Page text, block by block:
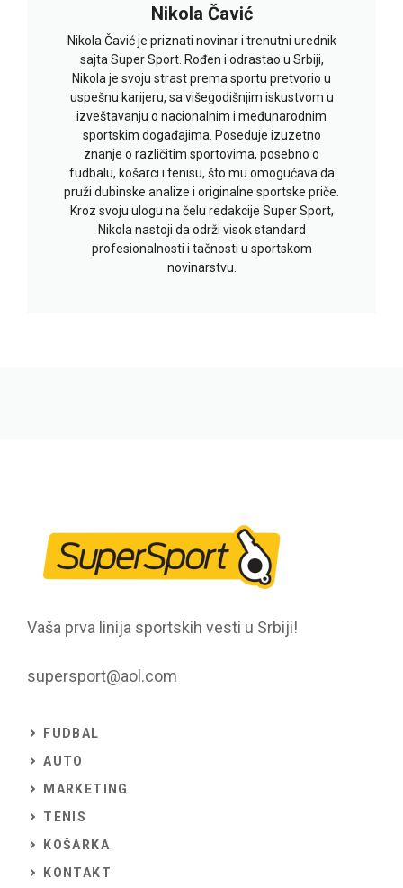
Nikola Čavić
Nikola Čavić je priznati novinar i trenutni urednik
sajta Super Sport. Rođen i odrastao u Srbiji,
Nikola je svoju strast prema sportu pretvorio u
uspešnu karijeru, sa višegodišnjim iskustvom u
izveštavanju o nacionalnim i međunarodnim
sportskim događajima. Poseduje izuzetno
znanje o različitim sportovima, posebno o
fudbalu, košarci i tenisu, što mu omogućava da
pruži dubinske analize i originalne sportske priče.
Kroz svoju ulogu na čelu redakcije Super Sport,
Nikola nastoji da održi visok standard
profesionalnosti i tačnosti u sportskom
novinarstvu.
Vaša prva linija sportskih vesti u Srbiji!
supersport@aol.com
FUDBAL
AUTO
MARKETING
TENIS
KOŠARKA
KONTAKT